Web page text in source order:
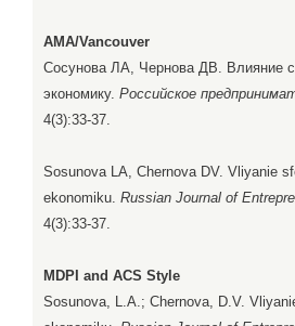
AMA/Vancouver
Сосунова ЛА, Чернова ДВ. Влияние
экономику. Российское
4(3):33-37.
Sosunova LA, Chernova DV. Vliyanie
ekonomiku. Russian Journal of
4(3):33-37.
MDPI and ACS Style
Sosunova, L.A.; Chernova, D.V.